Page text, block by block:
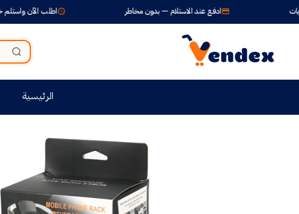
اطلب الآن واستلم خلال 24-72 ساعة ادفع عند الاستلام — بدون مخاطر
الرئيسية